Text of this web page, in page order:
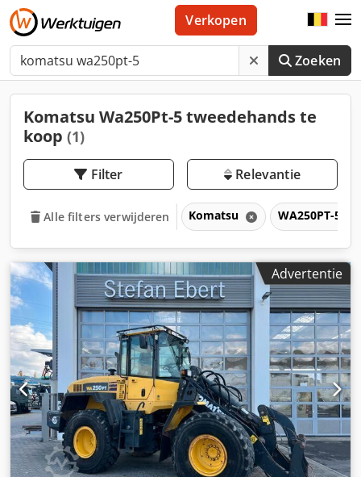
Zoeken
Verkopen
Komatsu Wa250Pt-5 tweedehands te
koop (1)
Filter Relevantie
Alle filters verwijderen Komatsu WA250PT-5
Advertentie